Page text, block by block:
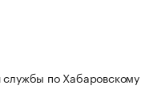
службы по Хабаровскому